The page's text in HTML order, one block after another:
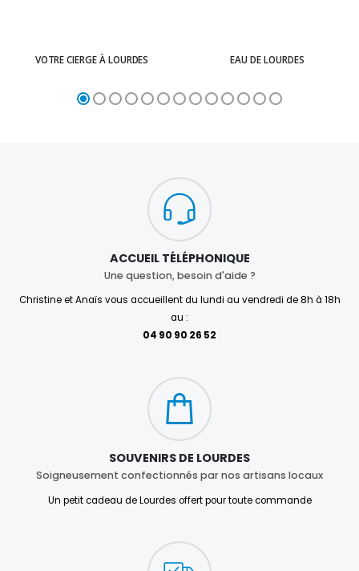
VOTRE CIERGE À LOURDES EAU DE LOURDES
ACCUEIL TÉLÉPHONIQUE
Une question, besoin d'aide ?
Christine et Anaïs vous accueillent du lundi au vendredi de 8h à 18h
au :
04 90 90 26 52
SOUVENIRS DE LOURDES
Soigneusement confectionnés par nos artisans locaux
Un petit cadeau de Lourdes offert pour toute commande